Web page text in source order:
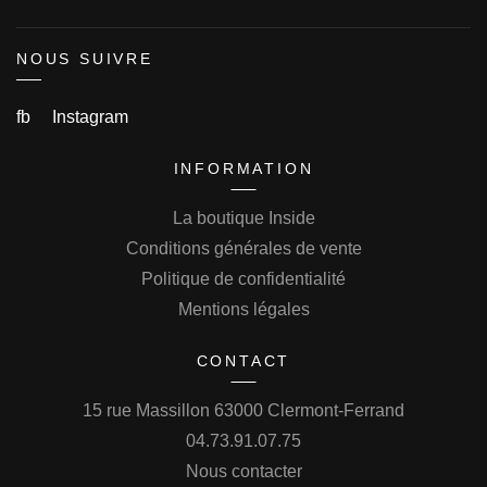
NOUS SUIVRE
fb Instagram
INFORMATION
La boutique Inside
Conditions générales de vente
Politique de confidentialité
Mentions légales
CONTACT
15 rue Massillon 63000 Clermont-Ferrand
04.73.91.07.75
Nous contacter